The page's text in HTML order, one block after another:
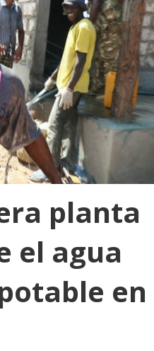
planta
el agua
en